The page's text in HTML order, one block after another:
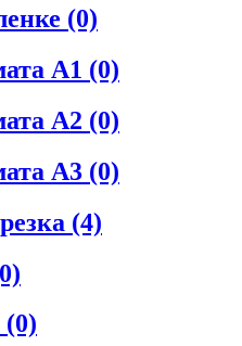
(0)
А1 (0)
А2 (0)
А3 (0)
(4)
(0)